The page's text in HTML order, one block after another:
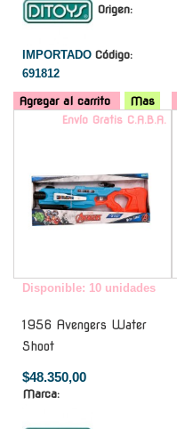
Origen:
IMPORTADO Código:
691812
Agregar al carrito Mas
Envío Gratis C.A.B.A.
Disponible: 10 unidades
1956 Avengers Water
Shoot
$48.350,00
Marca: